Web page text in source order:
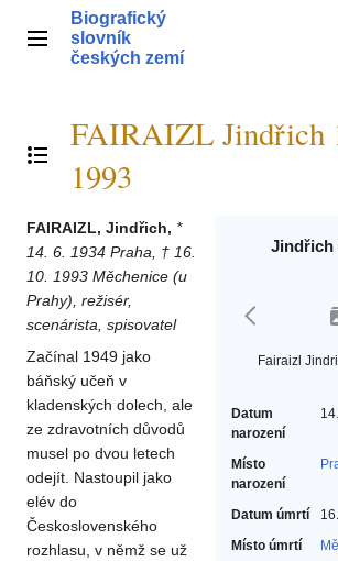
obsahHlavní menu
Biografický
slovník
českých zemí
Přepnout obsah
FAIRAIZL Jindřich
1993
Jindřich
Fairaizl
Datum
narození
Místo
narození
Datum úmrtí
Místo úmrtí
FAIRAIZL, Jindřich, *
14. 6. 1934 Praha, † 16.
10. 1993 Měchenice (u
Prahy), režisér,
scenárista, spisovatel
Začínal 1949 jako
báňský učeň v
kladenských dolech, ale
ze zdravotních důvodů
musel po dvou letech
odejít. Nastoupil jako
elév do
Československého
rozhlasu, v němž se už